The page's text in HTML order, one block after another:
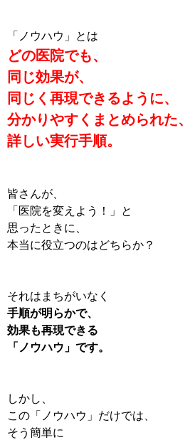
「ノウハウ」とは
どの医院でも、
同じ効果が、
同じく再現できるように、
分かりやすくまとめられた、
詳しい実行手順。
皆さんが、
「医院を変えよう！」と
思ったときに、
本当に役立つのはどちらか？
それはまちがいなく
手順が明らかで、
効果も再現できる
「ノウハウ」です。
しかし、
この「ノウハウ」だけでは、
そう簡単に